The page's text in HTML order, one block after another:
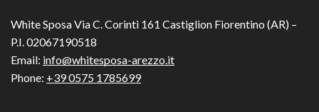
White Sposa Via C. Corinti 161 Castiglion Fiorentino (AR) –
P.I. 02067190518
Email: info@whitesposa-arezzo.it
Phone: +39 0575 1785699